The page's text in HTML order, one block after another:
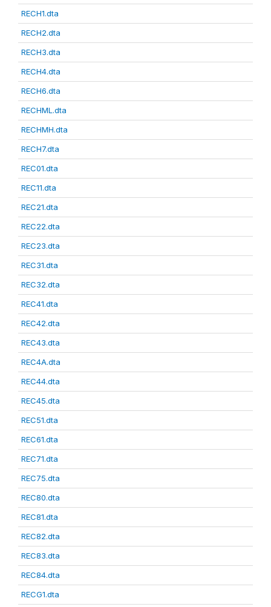
RECH1.dta
RECH2.dta
RECH3.dta
RECH4.dta
RECH6.dta
RECHML.dta
RECHMH.dta
RECH7.dta
REC01.dta
REC11.dta
REC21.dta
REC22.dta
REC23.dta
REC31.dta
REC32.dta
REC41.dta
REC42.dta
REC43.dta
REC4A.dta
REC44.dta
REC45.dta
REC51.dta
REC61.dta
REC71.dta
REC75.dta
REC80.dta
REC81.dta
REC82.dta
REC83.dta
REC84.dta
RECG1.dta